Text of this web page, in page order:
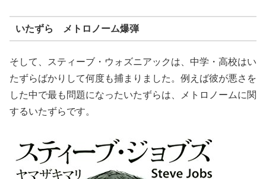
いたずら メトロノーム爆弾
そして、スティーブ・ウォズニアックは、中学・高校はい
たずらばかりして何度も捕まりました。例えば彼が悪さを
した中で最も問題になったいたずらは、メトロノームに関
するいたずらです。